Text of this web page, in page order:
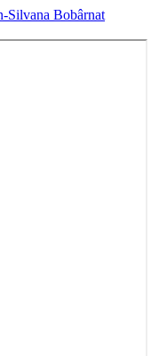
Silvana Bobârnat